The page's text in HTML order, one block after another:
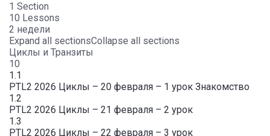
1 Section
10 Lessons
2 недели
Expand all sectionsCollapse all sections
Циклы и Транзиты
10
1.1
PTL2 2026 Циклы – 20 февраля – 1 урок Знакомство
1.2
PTL2 2026 Циклы – 21 февраля – 2 урок
1.3
PTL2 2026 Циклы – 22 февраля – 3 урок